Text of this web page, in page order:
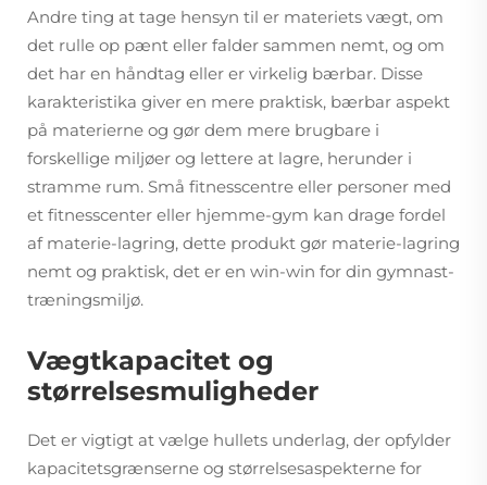
Andre ting at tage hensyn til er materiets vægt, om
det rulle op pænt eller falder sammen nemt, og om
det har en håndtag eller er virkelig bærbar. Disse
karakteristika giver en mere praktisk, bærbar aspekt
på materierne og gør dem mere brugbare i
forskellige miljøer og lettere at lagre, herunder i
stramme rum. Små fitnesscentre eller personer med
et fitnesscenter eller hjemme-gym kan drage fordel
af materie-lagring, dette produkt gør materie-lagring
nemt og praktisk, det er en win-win for din gymnast-
træningsmiljø.
Vægtkapacitet og
størrelsesmuligheder
Det er vigtigt at vælge hullets underlag, der opfylder
kapacitetsgrænserne og størrelsesaspekterne for